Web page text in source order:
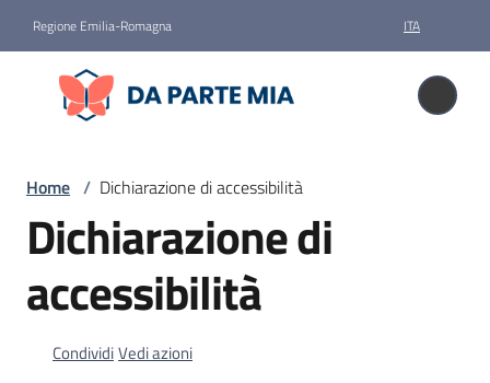
Regione Emilia-Romagna ITA
Da parte mia
Da parte mia
il
corpo
Storie
News
Home / Dichiarazione di accessibilità
Dichiarazione di
accessibilità
CondividiVedi azioni